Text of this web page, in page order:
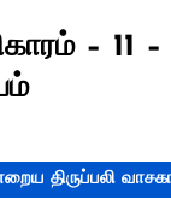
– 11 –
திருப்பலி